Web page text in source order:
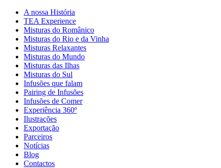
A nossa História
TEA Experience
Misturas do Românico
Misturas do Rio e da Vinha
Misturas Relaxantes
Misturas do Mundo
Misturas das Ilhas
Misturas do Sul
Infusões que falam
Pairing de Infusões
Infusões de Comer
Experiência 360º
Ilustrações
Exportação
Parceiros
Notícias
Blog
Contactos